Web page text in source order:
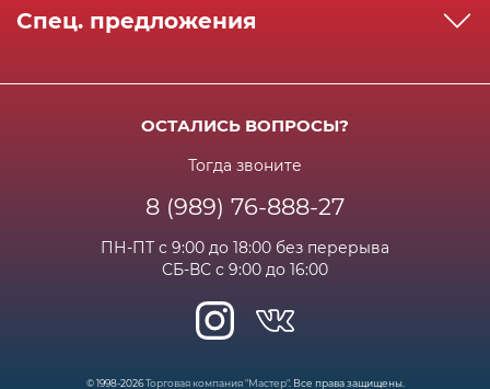
Сервисный центр
Доставка
Возрат и гарантия
Спец. предложения
Часто задаваемые вопросы
ОСТАЛИСЬ ВОПРОСЫ?
Тогда звоните
8 (989) 76-888-27
ПН-ПТ с 9:00 до 18:00 без перерыва
СБ-ВС с 9:00 до 16:00
© 1998-2026Торговая компания "Мастер". Все права защищены.